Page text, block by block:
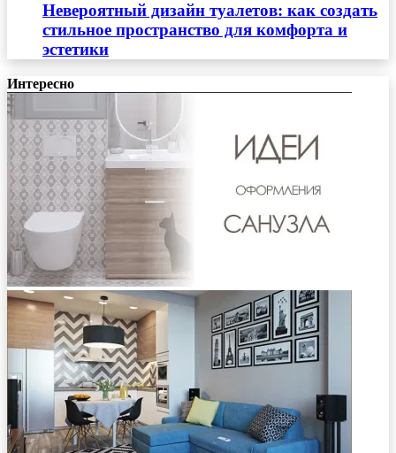
Невероятный дизайн туалетов: как создать
стильное пространство для комфорта и
эстетики
Интересно